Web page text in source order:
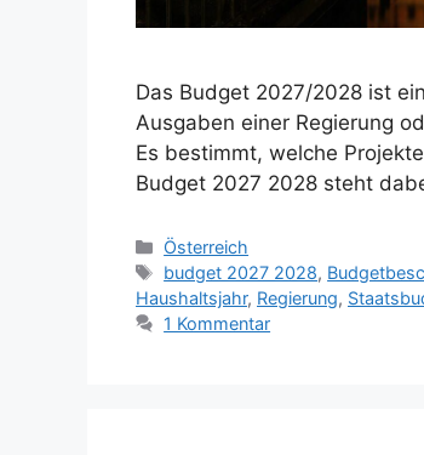
Das Budget 2027/2028 ist
Ausgaben einer Regierung
Es bestimmt, welche
Budget 2027 2028 steht
Kategorien
Österreich
Schlagwörter
budget 2027 2028,
Haushaltsjahr, Regierung,
1 Kommentar